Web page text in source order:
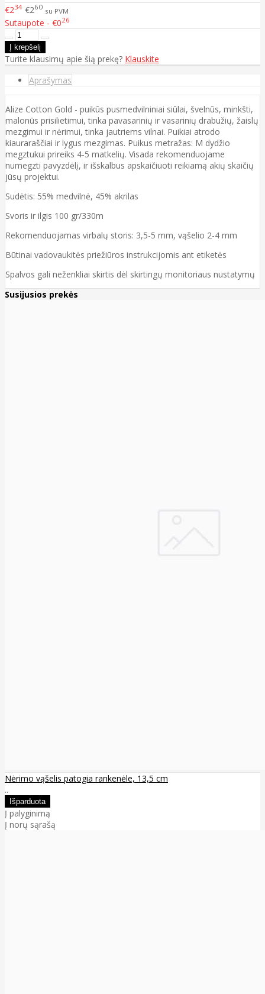
€234 €260 su PVM
Sutaupote - €026
Turite klausimų apie šią prekę? Klauskite
Aprašymas
Alize Cotton Gold - puikūs pusmedvilniniai siūlai, švelnūs, minkšti,
malonūs prisilietimui, tinka pavasarinių ir vasarinių drabužių, žaislų
mezgimui ir nėrimui, tinka jautriems vilnai. Puikiai atrodo
kiauraraščiai ir lygus mezgimas. Puikus metražas: M dydžio
megztukui prireiks 4-5 matkelių. Visada rekomenduojame
numegzti pavyzdėlį, ir išskalbus apskaičiuoti reikiamą akių skaičių
jūsų projektui.
Sudėtis: 55% medvilnė, 45% akrilas
Svoris ir ilgis 100 gr/330m
Rekomenduojamas virbalų storis: 3,5-5 mm, vąšelio 2-4 mm
Būtinai vadovaukitės priežiūros instrukcijomis ant etiketės
Spalvos gali neženkliai skirtis dėl skirtingų monitoriaus nustatymų
Susijusios prekės
Nėrimo vąšelis patogia rankenėle, 13,5 cm
..
Į palyginimą
Į norų sąrašą